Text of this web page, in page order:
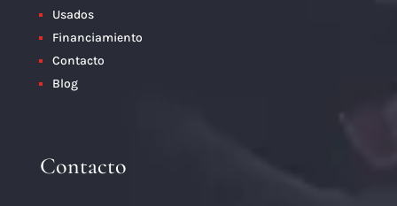
Usados
Financiamiento
Contacto
Blog
Contacto